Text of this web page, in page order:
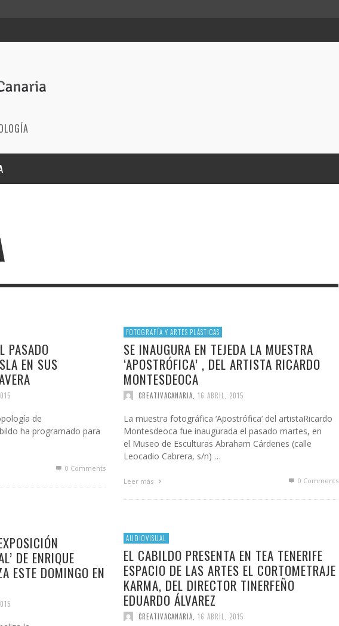
CREATIVA CANARIA, 6 AGOSTO, 2026 CREATIVA CANARIA,
CREATIVA CANARIA, 4 AGOSTO, 2026
CREATIVA CANARIA,
PASADO
EN SUS
de
ha programado para
0 Comments
FOTOGRAFÍA Y ARTES PLÁSTICAS
SE INAUGURA EN TEJEDA LA MUESTRA
‘APOSTRÓFICA’ , DEL ARTISTA RICARDO
MONTESDEOCA
CREATIVACANARIA 16 ABRIL, 2015
La muestra fotográfica ‘Apostrófica‘ del artistaRicardo
Montesdeoca fue inaugurada el pasado martes, en
el Museo de Esculturas Abraham Cárdenes (calle
Leocadio Cabrera, s/n) …
Leer más 0 Comments
DE ENRIQUE
ESTE DOMINGO EN
AUDIOVISUAL
EL CABILDO PRESENTA EN TEA TENERIFE
ESPACIO DE LAS ARTES EL CORTOMETRAJE
KARMA, DEL DIRECTOR TINERFEÑO
EDUARDO ÁLVAREZ
CREATIVACANARIA 16 ABRIL, 2015